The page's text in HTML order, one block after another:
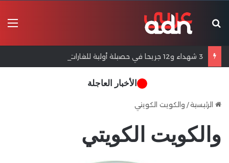
بحث عن
الأخبار العاجلة
الرئيسية/ والكويت الكويتي
والكويت الكويتي